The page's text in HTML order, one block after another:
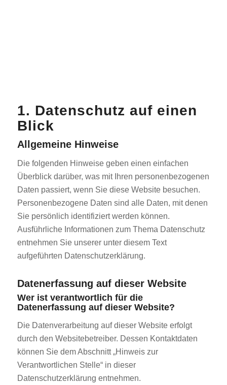
1. Datenschutz auf einen
Blick
Allgemeine Hinweise
Die folgenden Hinweise geben einen einfachen
Überblick darüber, was mit Ihren personenbezogenen
Daten passiert, wenn Sie diese Website besuchen.
Personenbezogene Daten sind alle Daten, mit denen
Sie persönlich identifiziert werden können.
Ausführliche Informationen zum Thema Datenschutz
entnehmen Sie unserer unter diesem Text
aufgeführten Datenschutzerklärung.
Datenerfassung auf dieser Website
Wer ist verantwortlich für die
Datenerfassung auf dieser Website?
Die Datenverarbeitung auf dieser Website erfolgt
durch den Websitebetreiber. Dessen Kontaktdaten
können Sie dem Abschnitt „Hinweis zur
Verantwortlichen Stelle“ in dieser
Datenschutzerklärung entnehmen.